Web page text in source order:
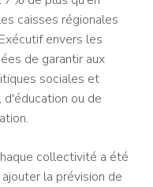
caisses régionales
envers les
de garantir aux
sociales et
ou de
collectivité a été
la prévision de